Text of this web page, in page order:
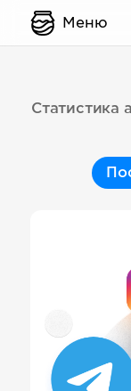
Меню
Статистика